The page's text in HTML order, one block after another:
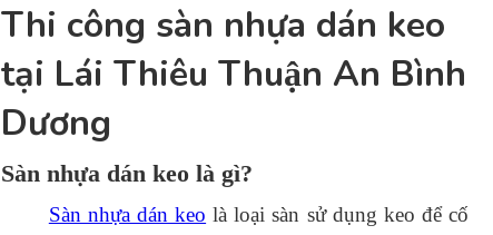
Thi công sàn nhựa dán keo
tại Lái Thiêu Thuận An Bình
Dương
Sàn nhựa dán keo là gì?
Sàn nhựa dán keo là loại sàn sử dụng keo để cố